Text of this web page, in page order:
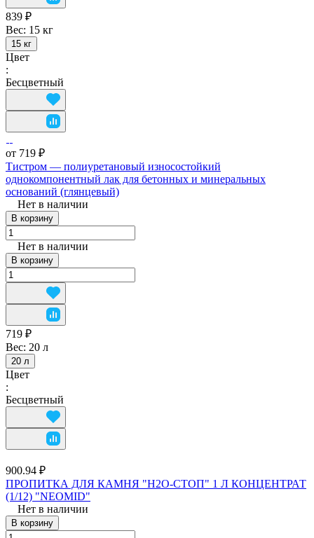
839 ₽
Вес: 15 кг
15 кг
Цвет
:
Бесцветный
от 719 ₽
Тистром — полиуретановый износостойкий
однокомпонентный лак для бетонных и минеральных
оснований (глянцевый)
Нет в наличии
В корзину
Нет в наличии
В корзину
719 ₽
Вес: 20 л
20 л
Цвет
:
Бесцветный
900.94 ₽
ПРОПИТКА ДЛЯ КАМНЯ "Н2О-СТОП" 1 Л КОНЦЕНТРАТ
(1/12) "NEOMID"
Нет в наличии
В корзину